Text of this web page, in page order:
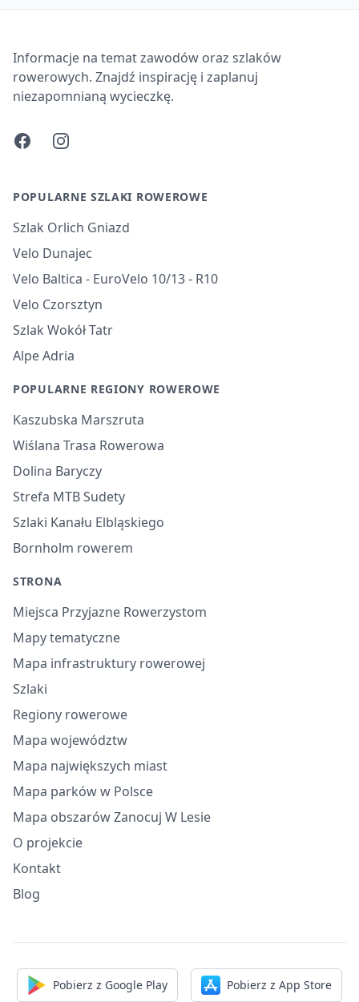
Informacje na temat zawodów oraz szlaków
rowerowych. Znajdź inspirację i zaplanuj
niezapomnianą wycieczkę.
FacebookInstagram
POPULARNE SZLAKI ROWEROWE
Szlak Orlich Gniazd
Velo Dunajec
Velo Baltica - EuroVelo 10/13 - R10
Velo Czorsztyn
Szlak Wokół Tatr
Alpe Adria
POPULARNE REGIONY ROWEROWE
Kaszubska Marszruta
Wiślana Trasa Rowerowa
Dolina Baryczy
Strefa MTB Sudety
Szlaki Kanału Elbląskiego
Bornholm rowerem
STRONA
Miejsca Przyjazne Rowerzystom
Mapy tematyczne
Mapa infrastruktury rowerowej
Szlaki
Regiony rowerowe
Mapa województw
Mapa największych miast
Mapa parków w Polsce
Mapa obszarów Zanocuj W Lesie
O projekcie
Kontakt
Blog
Pobierz z Google Play Pobierz z App Store